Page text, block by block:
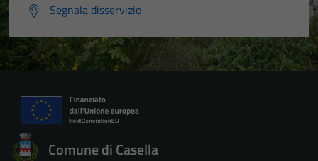
Segnala disservizio
Comune di Casella